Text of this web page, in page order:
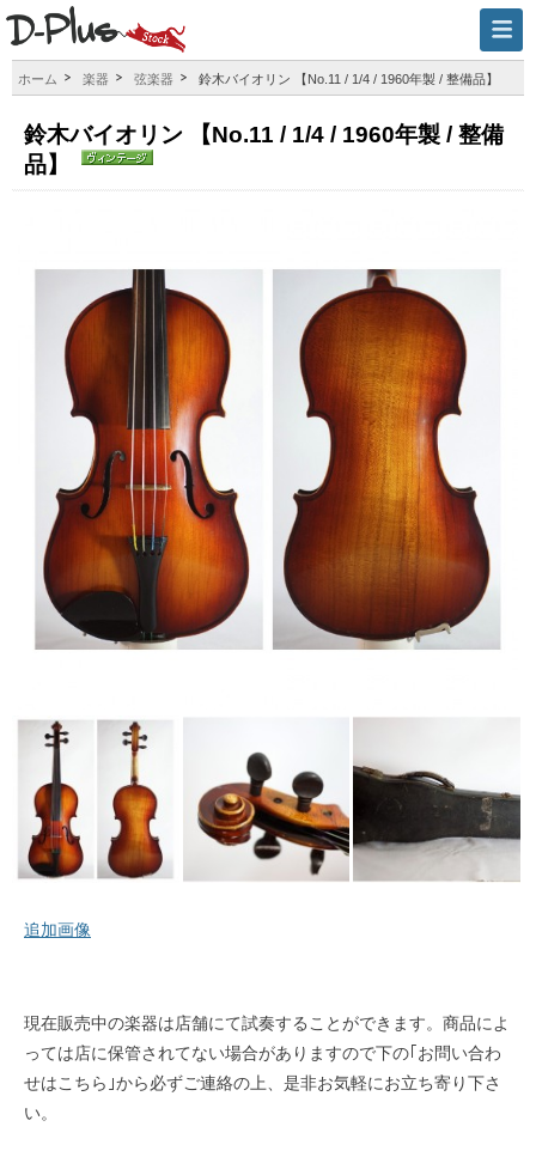
ホーム 楽器 弦楽器 鈴木バイオリン 【No.11 / 1/4 / 1960年製 / 整備品】
鈴木バイオリン 【No.11 / 1/4 / 1960年製 / 整備
品】
追加画像
現在販売中の楽器は店舗にて試奏することができます。商品によ
っては店に保管されてない場合がありますので下の｢お問い合わ
せはこちら｣から必ずご連絡の上、是非お気軽にお立ち寄り下さ
い。